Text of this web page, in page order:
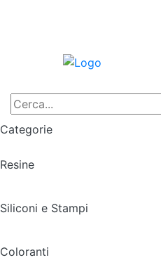
Categorie
Resine
Siliconi e Stampi
Coloranti